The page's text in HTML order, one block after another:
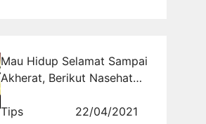
Mau Hidup Selamat Sampai
Akherat, Berikut Nasehat
Tips
22/04/2021